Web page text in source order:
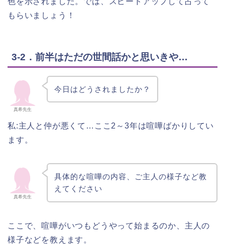
もらいましょう！
3-2．前半はただの世間話かと思いきや…
真希先生
今日はどうされましたか？
私:主人と仲が悪くて…ここ2～3年は喧嘩ばかりしてい
ます。
真希先生
具体的な喧嘩の内容、ご主人の様子など教
えてください
ここで、喧嘩がいつもどうやって始まるのか、主人の
様子などを教えます。